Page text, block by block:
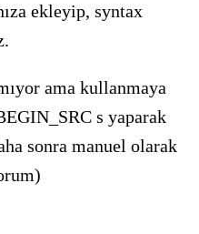
ekleyip, syntax
ama kullanmaya
s yaparak
sonra manuel olarak